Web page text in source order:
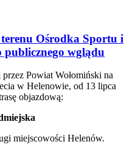
Ośrodka Sportu i
publicznego wglądu
Powiat Wołomiński na
w Helenowie, od 13 lipca
objazdową:
miejscowości Helenów.